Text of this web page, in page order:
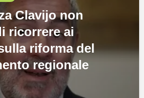
Clavijo non
ricorrere ai
riforma del
regionale